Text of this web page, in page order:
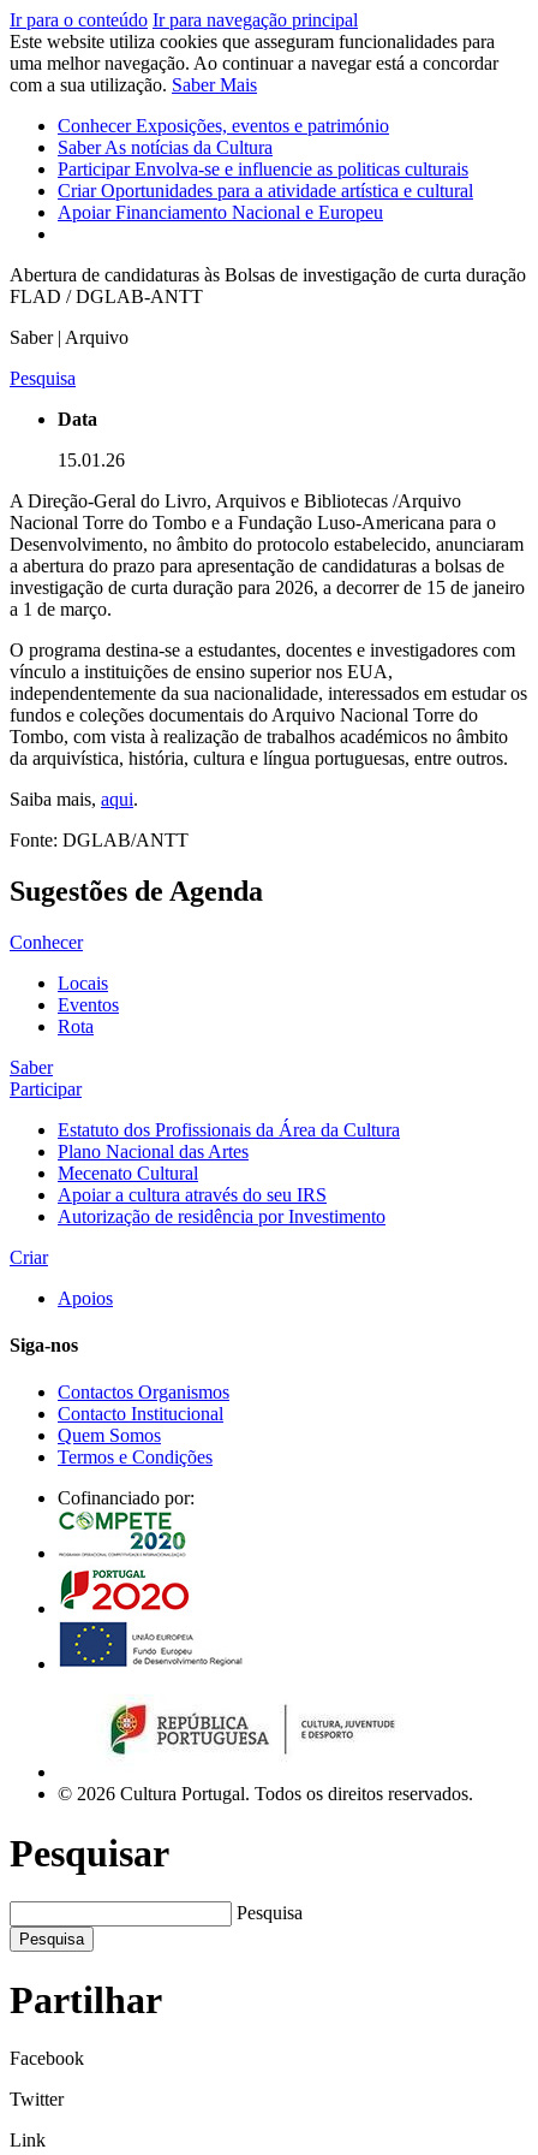
Ir para o conteúdo Ir para navegação principal
Este website utiliza cookies que asseguram funcionalidades para
uma melhor navegação. Ao continuar a navegar está a concordar
com a sua utilização. Saber Mais
ConhecerExposições, eventos e património
SaberAs notícias da Cultura
ParticiparEnvolva-se e influencie as politicas culturais
CriarOportunidades para a atividade artística e cultural
ApoiarFinanciamento Nacional e Europeu
Abertura de candidaturas às Bolsas de investigação de curta duração
FLAD / DGLAB-ANTT
Saber | Arquivo
Pesquisa
Data
15.01.26
A Direção-Geral do Livro, Arquivos e Bibliotecas /Arquivo
Nacional Torre do Tombo e a Fundação Luso-Americana para o
Desenvolvimento, no âmbito do protocolo estabelecido, anunciaram
a abertura do prazo para apresentação de candidaturas a bolsas de
investigação de curta duração para 2026, a decorrer de 15 de janeiro
a 1 de março.
O programa destina-se a estudantes, docentes e investigadores com
vínculo a instituições de ensino superior nos EUA,
independentemente da sua nacionalidade, interessados em estudar os
fundos e coleções documentais do Arquivo Nacional Torre do
Tombo, com vista à realização de trabalhos académicos no âmbito
da arquivística, história, cultura e língua portuguesas, entre outros.
Saiba mais, aqui.
Fonte: DGLAB/ANTT
Sugestões de Agenda
Conhecer
Locais
Eventos
Rota
Saber
Participar
Estatuto dos Profissionais da Área da Cultura
Plano Nacional das Artes
Mecenato Cultural
Apoiar a cultura através do seu IRS
Autorização de residência por Investimento
Criar
Apoios
Siga-nos
Contactos Organismos
Contacto Institucional
Quem Somos
Termos e Condições
Cofinanciado por:
© 2026 Cultura Portugal. Todos os direitos reservados.
Pesquisar
Pesquisa
Pesquisa
Partilhar
Facebook
Twitter
Link